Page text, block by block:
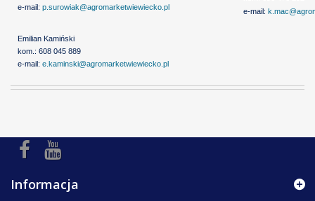
e-mail: p.surowiak@agromarketwiewiecko.pl
e-mail:
Emilian Kamiński
kom.: 608 045 889
e-mail: e.kaminski@agromarketwiewiecko.pl
Informacja